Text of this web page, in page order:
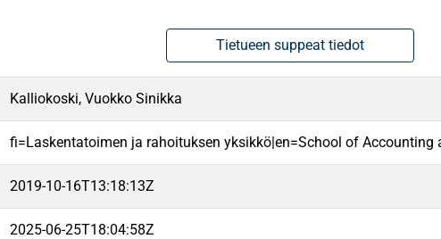
Tietueen suppeat tiedot
Kalliokoski, Vuokko Sinikka
fi=Laskentatoimen ja rahoituksen yksikkö|en=School of Accounting
2019-10-16T13:18:13Z
2025-06-25T18:04:58Z